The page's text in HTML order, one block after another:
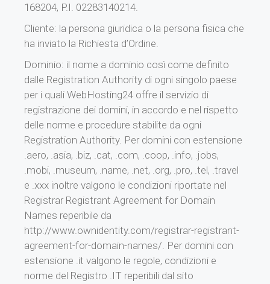
168204, P.I. 02283140214.
Cliente: la persona giuridica o la persona fisica che
ha inviato la Richiesta d’Ordine.
Dominio: il nome a dominio così come definito
dalle Registration Authority di ogni singolo paese
per i quali WebHosting24 offre il servizio di
registrazione dei domini, in accordo e nel rispetto
delle norme e procedure stabilite da ogni
Registration Authority. Per domini con estensione
.aero, .asia, .biz, .cat, .com, .coop, .info, .jobs,
.mobi, .museum, .name, .net, .org, .pro, .tel, .travel
e .xxx inoltre valgono le condizioni riportate nel
Registrar Registrant Agreement for Domain
Names reperibile da
http://www.ownidentity.com/registrar-registrant-
agreement-for-domain-names/. Per domini con
estensione .it valgono le regole, condizioni e
norme del Registro .IT reperibili dal sito